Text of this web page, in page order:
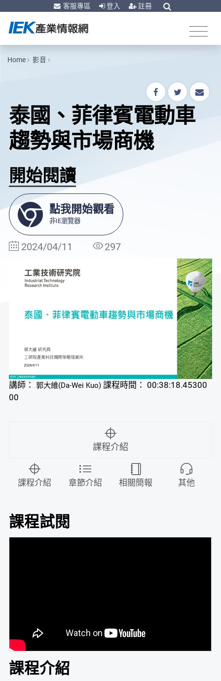
客服專區 登入 註冊
Home 影音
泰國、菲律賓電動車
趨勢與市場商機
開始閱讀
點我開始觀看
非IE瀏覽器
2024/04/11 297
講師：郭大維(Da-Wei Kuo) 課程時間： 00:38:18.45300
00
課程介紹
課程介紹 章節介紹 相關簡報 其他
課程試閱
課程介紹